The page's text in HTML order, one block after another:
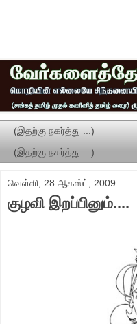
வெள்ளி, 28 ஆகஸ்ட், 2009
குழவி இறப்பினும்....